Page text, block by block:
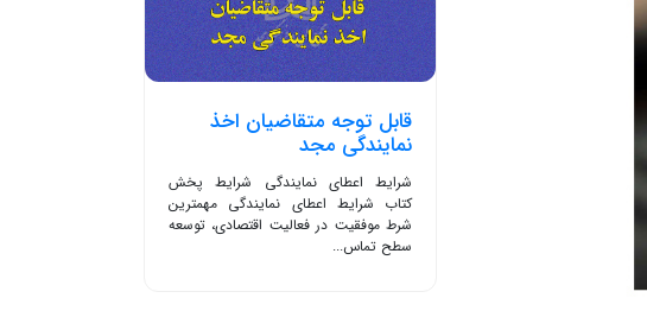
قابل توجه متقاضیان اخذ
نمایندگی مجد
شرایط اعطای نمایندگی شرایط پخش
کتاب شرایط اعطای نمایندگی مهمترین
شرط موفقیت در فعالیت اقتصادی، توسعه
سطح تماس...